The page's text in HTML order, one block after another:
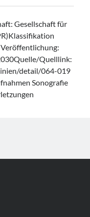
Gesellschaft für
Quelllink:
detail/064-019
Sonografie